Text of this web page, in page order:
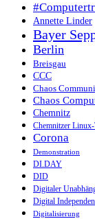
Annette Linder
Bayer
Berlin
Breisgau
CCC
Chaos
Chaos
Chemnitz
Chemnitzer Linux-
Corona
Demonstration
DI.DAY
DID
Digitaler
Digital
Digitalisierung